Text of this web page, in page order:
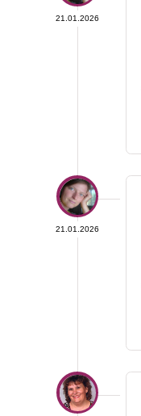
21.01.2026
21.01.2026